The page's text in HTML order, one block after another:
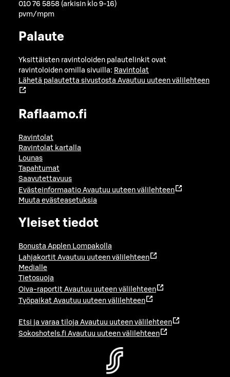
010 76 5858 (arkisin klo 9-16)
pvm/mpm
Palaute
Yksittäisten ravintoloiden palautelinkit ovat
ravintoloiden omilla sivuilla: Ravintolat
Lähetä palautetta sivustosta Avautuu uuteen välilehteen
Raflaamo.fi
Ravintolat
Ravintolat kartalla
Lounas
Tapahtumat
Saavutettavuus
Evästeinformaatio Avautuu uuteen välilehteen
Muuta evästeasetuksia
Yleiset tiedot
Bonusta Applen Lompakolla
Lahjakortit Avautuu uuteen välilehteen
Medialle
Tietosuoja
Oiva-raportit Avautuu uuteen välilehteen
Työpaikat Avautuu uuteen välilehteen
Etsi ja varaa tiloja Avautuu uuteen välilehteen
Sokoshotels.fi Avautuu uuteen välilehteen